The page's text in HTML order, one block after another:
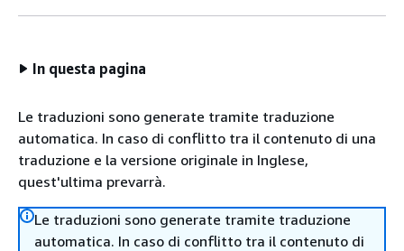
In questa pagina
Le traduzioni sono generate tramite traduzione
automatica. In caso di conflitto tra il contenuto di una
traduzione e la versione originale in Inglese,
quest'ultima prevarrà.
Le traduzioni sono generate tramite traduzione
automatica. In caso di conflitto tra il contenuto di